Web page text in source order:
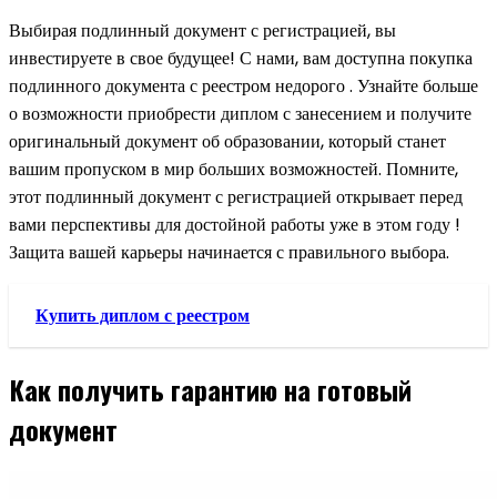
Выбирая подлинный документ с регистрацией, вы
инвестируете в свое будущее! С нами, вам доступна покупка
подлинного документа с реестром недорого . Узнайте больше
о возможности приобрести диплом с занесением и получите
оригинальный документ об образовании, который станет
вашим пропуском в мир больших возможностей. Помните,
этот подлинный документ с регистрацией открывает перед
вами перспективы для достойной работы уже в этом году !
Защита вашей карьеры начинается с правильного выбора.
Купить диплом с реестром
Как получить гарантию на готовый
документ